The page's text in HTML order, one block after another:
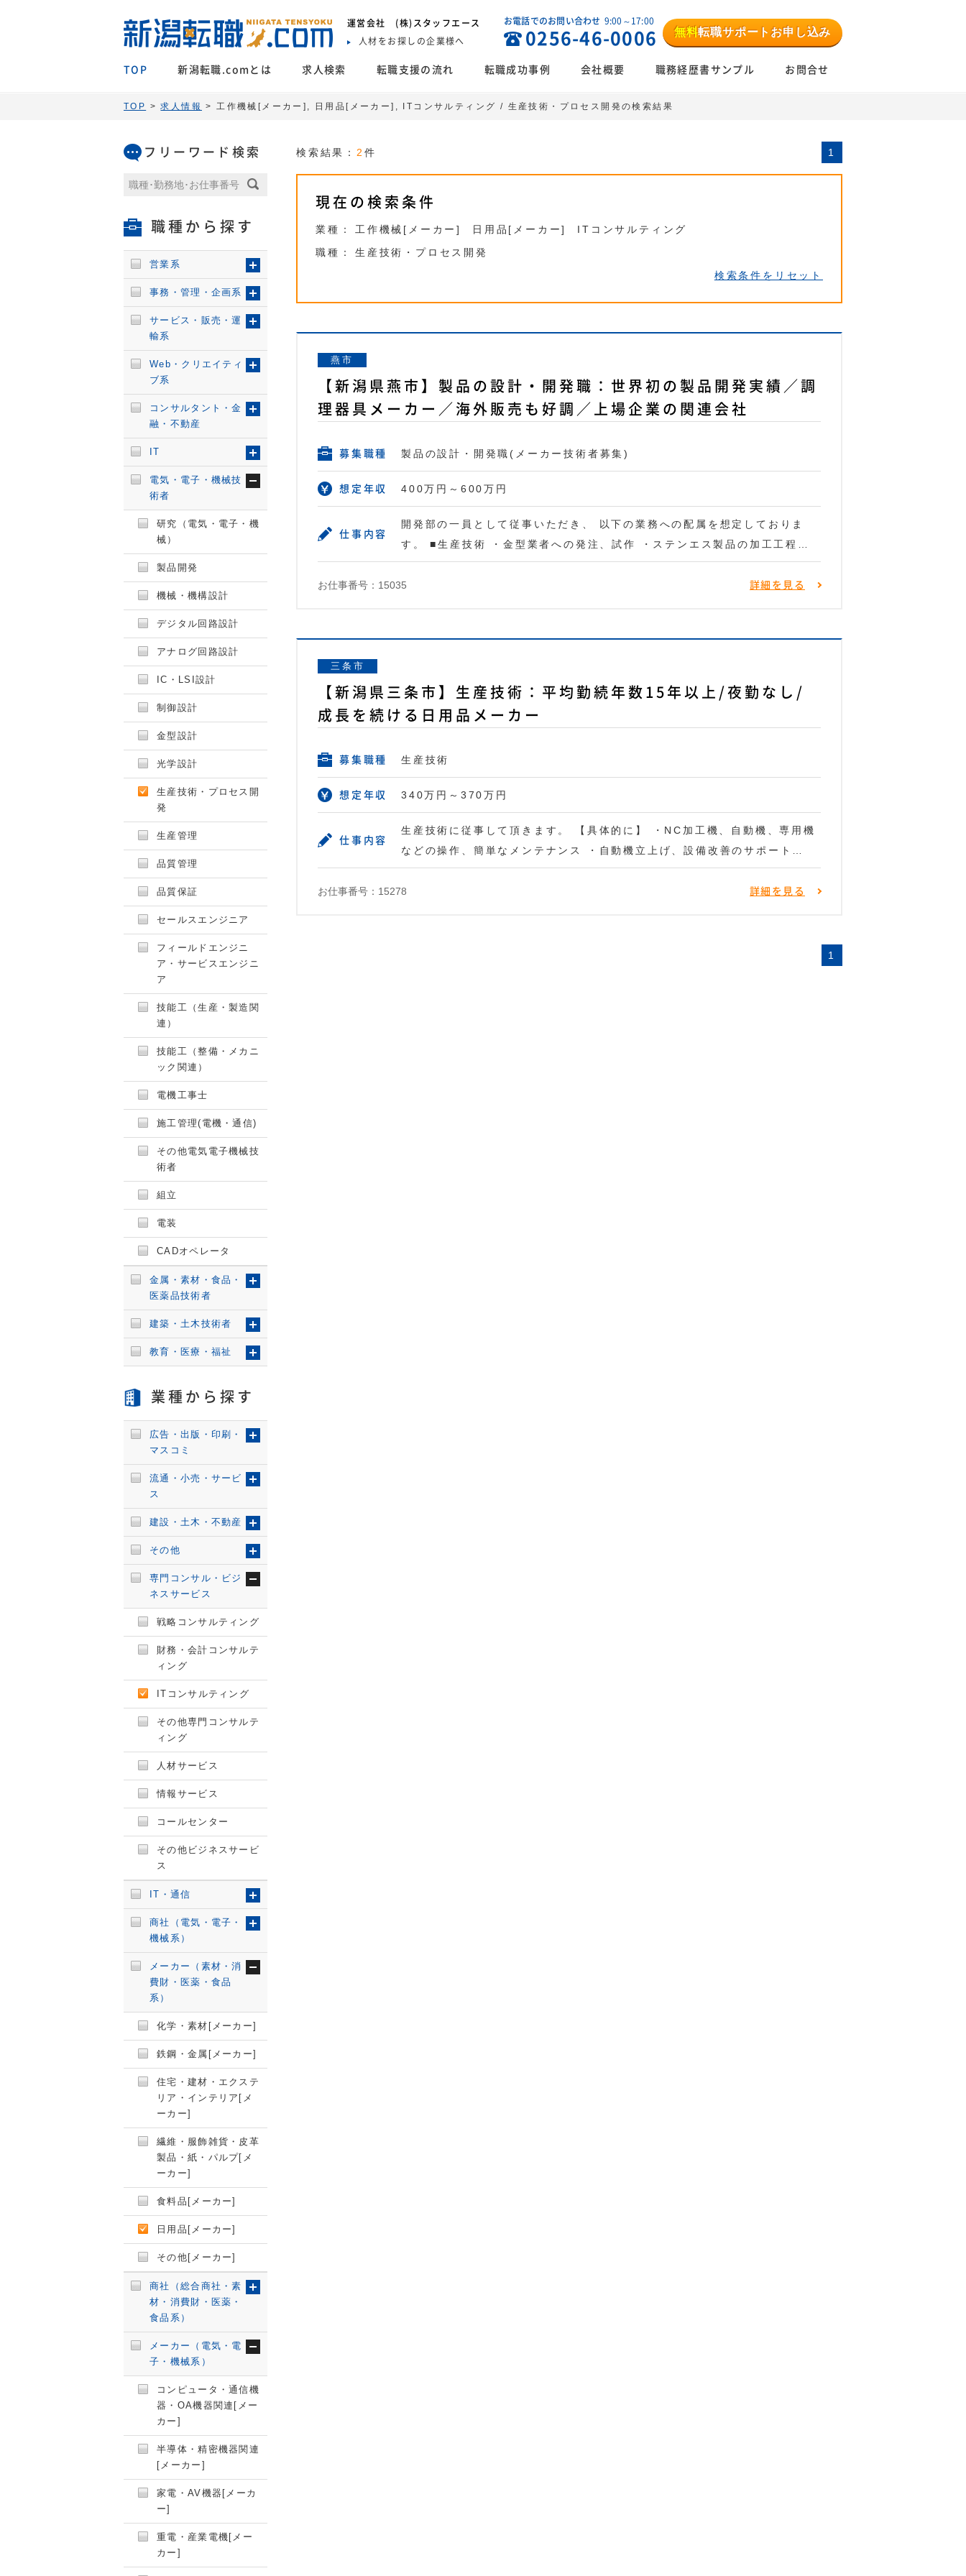
運営会社 (株)スタッフエース
人材をお探しの企業様へ
お電話でのお問い合わせ 9:00～17:00
0256-46-0006 無料転職サポートお申し込み
TOP 新潟転職.comとは 求人検索 転職支援の流れ 転職成功事例 会社概要 職務経歴書サンプル お問合せ
TOP >求人情報 > 工作機械[メーカー], 日用品[メーカー], ITコンサルティング / 生産技術・プロセス開発の検索結果
検索結果： 2 件 1
現在の検索条件
業種： 工作機械[メーカー] 日用品[メーカー]
ITコンサルティング
職種：
生産技術・プロセス開発
検索条件をリセット
燕市
【新潟県燕市】製品の設計・開発職：世界初の製品開発実績／調
理器具メーカー／海外販売も好調／上場企業の関連会社
募集職種 製品の設計・開発職(メーカー技術者募集)
想定年収 400万円～600万円
仕事内容
開発部の一員として従事いただき、 以下の業務への配属を想定しておりま
す。 ■生産技術 ・金型業者への発注、試作 ・ステンエス製品の加工工程…
お仕事番号：15035 詳細を見る
三条市
【新潟県三条市】生産技術：平均勤続年数15年以上/夜勤なし/
成長を続ける日用品メーカー
募集職種 生産技術
想定年収 340万円～370万円
仕事内容
生産技術に従事して頂きます。 【具体的に】 ・NC加工機、自動機、専用機
などの操作、簡単なメンテナンス ・自動機立上げ、設備改善のサポート…
お仕事番号：15278 詳細を見る
1
フリーワード検索
職種から探す
営業系
事務・管理・企画系
サービス・販売・運
輸系
Web・クリエイティ
ブ系
コンサルタント・金
融・不動産
IT
電気・電子・機械技
術者
研究（電気・電子・機
械）
製品開発
機械・機構設計
デジタル回路設計
アナログ回路設計
IC・LSI設計
制御設計
金型設計
光学設計
生産技術・プロセス開
発
生産管理
品質管理
品質保証
セールスエンジニア
フィールドエンジニ
ア・サービスエンジニ
ア
技能工（生産・製造関
連）
技能工（整備・メカニ
ック関連）
電機工事士
施工管理(電機・通信)
その他電気電子機械技
術者
組立
電装
CADオペレータ
金属・素材・食品・
医薬品技術者
建築・土木技術者
教育・医療・福祉
業種から探す
広告・出版・印刷・
マスコミ
流通・小売・サービ
ス
建設・土木・不動産
その他
専門コンサル・ビジ
ネスサービス
戦略コンサルティング
財務・会計コンサルテ
ィング
ITコンサルティング
その他専門コンサルテ
ィング
人材サービス
情報サービス
コールセンター
その他ビジネスサービ
ス
IT・通信
商社（電気・電子・
機械系）
メーカー（素材・消
費財・医薬・食品
系）
化学・素材[メーカー]
鉄鋼・金属[メーカー]
住宅・建材・エクステ
リア・インテリア[メ
ーカー]
繊維・服飾雑貨・皮革
製品・紙・パルプ[メ
ーカー]
食料品[メーカー]
日用品[メーカー]
その他[メーカー]
商社（総合商社・素
材・消費財・医薬・
食品系）
メーカー（電気・電
子・機械系）
コンピュータ・通信機
器・OA機器関連[メー
カー]
半導体・精密機器関連
[メーカー]
家電・AV機器[メーカ
ー]
重電・産業電機[メー
カー]